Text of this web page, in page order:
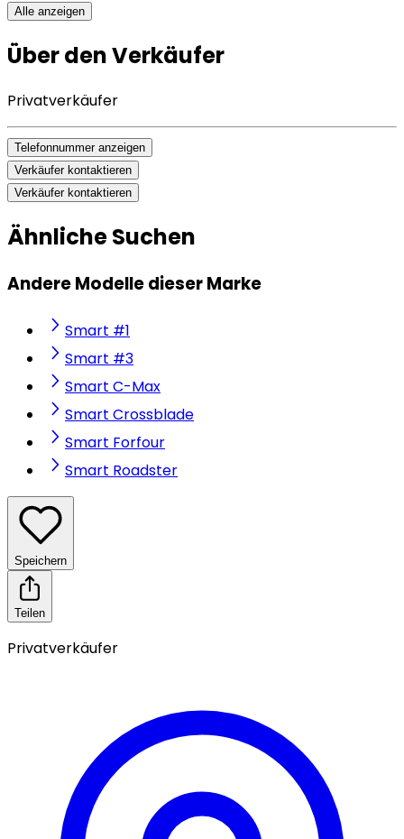
Alle anzeigen
Über den Verkäufer
Privatverkäufer
Telefonnummer anzeigen
Verkäufer kontaktieren
Verkäufer kontaktieren
Ähnliche Suchen
Andere Modelle dieser Marke
Smart #1
Smart #3
Smart C-Max
Smart Crossblade
Smart Forfour
Smart Roadster
Speichern
Teilen
Privatverkäufer